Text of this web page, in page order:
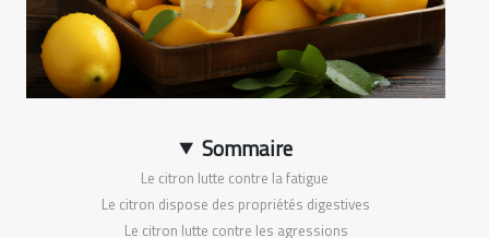
Sommaire
Le citron lutte contre la fatigue
Le citron dispose des propriétés digestives
Le citron lutte contre les agressions